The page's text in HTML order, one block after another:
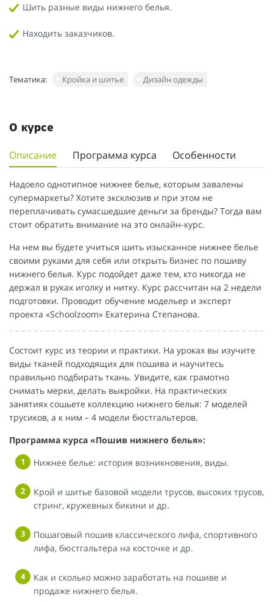
Шить разные виды нижнего белья.
Находить заказчиков.
Тематика: Кройка и шитье Дизайн одежды
О курсе
Описание Программа курса Особенности
Надоело однотипное нижнее белье, которым завалены
супермаркеты? Хотите эксклюзив и при этом не
переплачивать сумасшедшие деньги за бренды? Тогда вам
стоит обратить внимание на это онлайн-курс.
На нем вы будете учиться шить изысканное нижнее белье
своими руками для себя или открыть бизнес по пошиву
нижнего белья. Курс подойдет даже тем, кто никогда не
держал в руках иголку и нитку. Курс рассчитан на 2 недели
подготовки. Проводит обучение модельер и эксперт
проекта «Schoolzoom» Екатерина Степанова.
Состоит курс из теории и практики. На уроках вы изучите
виды тканей подходящих для пошива и научитесь
правильно подбирать ткань. Увидите, как грамотно
снимать мерки, делать выкройки. На практических
занятиях сошьете коллекцию нижнего белья: 7 моделей
трусиков, а к ним – 4 модели бюстгальтеров.
Программа курса «Пошив нижнего белья»:
Нижнее белье: история возникновения, виды.
Крой и шитье базовой модели трусов, высоких трусов,
стринг, кружевных бикини и др.
Пошаговый пошив классического лифа, спортивного
лифа, бюстгальтера на косточке и др.
Как и сколько можно заработать на пошиве и
продаже нижнего белья.